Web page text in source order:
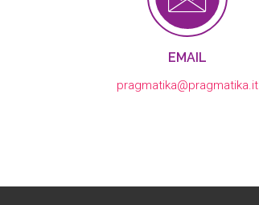
EMAIL
pragmatika@pragmatika.it